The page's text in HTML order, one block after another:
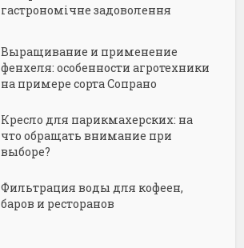
гастрономічне задоволення
Выращивание и применение
фенхеля: особенности агротехники
на примере сорта Сопрано
Кресло для парикмахерских: на
что обращать внимание при
выборе?
Фильтрация воды для кофеен,
баров и ресторанов